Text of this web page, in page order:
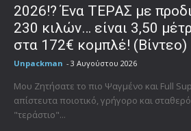
2026!? Ένα ΤΕΡΑΣ με
230 κιλών… είναι 3,50
στα 172€ κομπλέ! (Βίντεο)
Unpackman - 3 Αυγούστου 2026
Μου Ζητήσατε το πιο Ψαγμένο και Full Sup
απίστευτα ποιοτικό, γρήγορο και
"τεράστιο"...